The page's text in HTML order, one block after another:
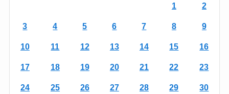
1 2
3 4 5 6 7 8 9
10 11 12 13 14 15 16
17 18 19 20 21 22 23
24 25 26 27 28 29 30